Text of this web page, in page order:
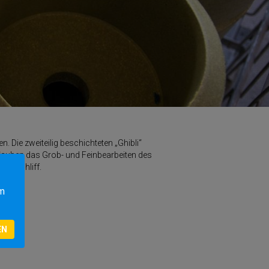
Die zweiteilig beschichteten „Ghibli“
das Grob- und Feinbearbeiten des